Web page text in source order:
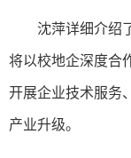
沈萍详细介绍
将以校地企深度合
开展企业技术服务
产业升级。